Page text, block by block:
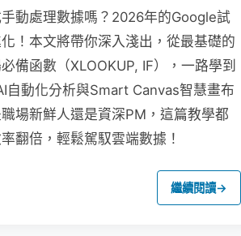
動處理數據嗎？2026年的Google試
！本文將帶你深入淺出，從最基礎的
備函數（XLOOKUP, IF），一路學到
自動化分析與Smart Canvas智慧畫布
場新鮮人還是資深PM，這篇教學都
翻倍，輕鬆駕馭雲端數據！
繼續閱讀→